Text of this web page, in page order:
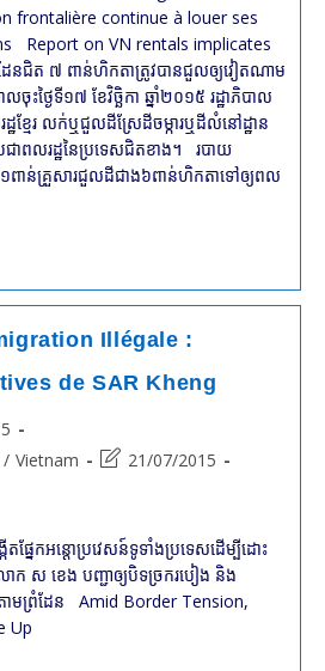
frontalière continue à louer ses
Report on VN rentals implicates
ែន​ជិត​ ៧ ​ពាន់​ហិកតា​ត្រូវ​បាន​ជួល​ឲ្យ​វៀតណាម
លចុះថ្ងៃទី​១៧ ខែវិច្ឆិកា ឆ្នាំ​២០១៥ រដ្ឋា​ភិបាល
ខ្មែរ​ លក់​ឬជួល​ដីស្រែ​​ដីចម្ការ​ឬ​ដីលំនៅដ្ឋាន​
ជា​ពលរដ្ឋ​នៃ​ប្រទេស​ជិត​ខាង។ របាយ
១ពាន់គ្រួសារ​ជួល​ដី​​ជាង៦ពាន់ហិកតា​ទៅ​ឲ្យ​ពល​
Illégale :
de SAR Kheng
/ Vietnam
Post21/07/2015
តផ្នែកអន្តោប្រវេសន៍ទូទាំងប្រទេសដើម្បីដោះ
ោក ស ខេង បញ្ជា​ឲ្យ​បិទច្រករបៀង និង​
ព្រំ​ដែន​​ Amid Border Tension,
Up